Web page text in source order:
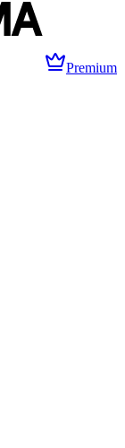
Premium